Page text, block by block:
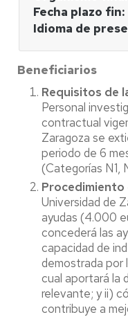
Fecha plazo fin
Idioma de
Beneficiarios
Requisitos de
Personal
contractual
Zaragoza se
periodo de 6
(Categorías N1,
Procedimiento
Universidad de
ayudas (4.000
concederá las
capacidad de
demostrada por
cual aportará la
relevante; y ii)
contribuye a